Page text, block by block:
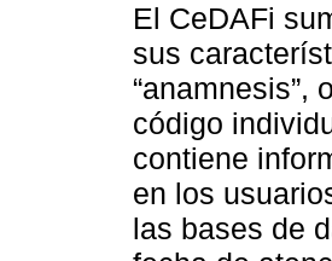
El CeDAFi
sus
“anamnesis”,
código
contiene
en los
las bases de